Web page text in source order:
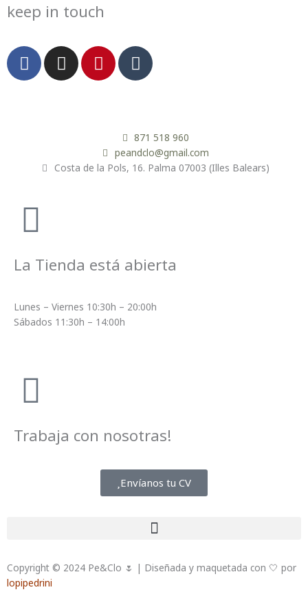
keep in touch
F
a
c
I
n
s
a
P
i
n
e
s
T
u
m
r
871 518 960
peandclo@gmail.com
Costa de la Pols, 16. Palma 07003 (Illes Balears)
La Tienda está abierta
Lunes – Viernes 10:30h – 20:00h
Sábados 11:30h – 14:00h
Trabaja con nosotras!
Envíanos tu CV
Copyright © 2024 Pe&Clo 🌷 | Diseñada y maquetada con 🤍 por
lopipedrini